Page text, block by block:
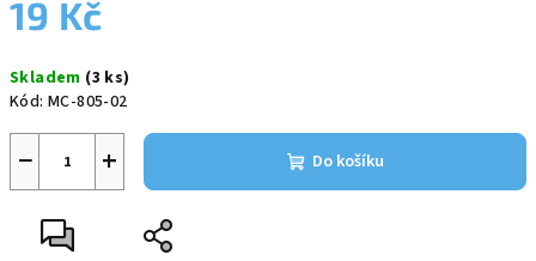
19 Kč
cena:
Skladem (3 ks)
Kód: MC-805-02
+
− Do košíku